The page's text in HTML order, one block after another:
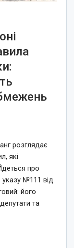
розглядає
які
про
указу №111 від
його
та